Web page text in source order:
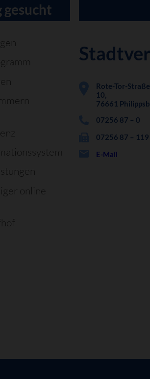
gesucht
online
Rote-Tor-
10,
76661
07256 87 – 0
07256 87 – 119
E-Mail